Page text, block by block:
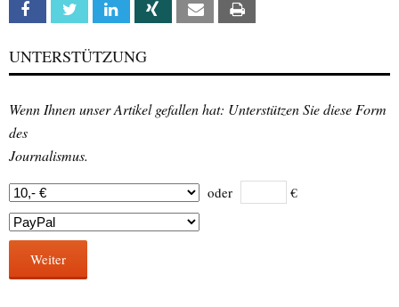
Facebook Twitter Linkedin Xing Email
UNTERSTÜTZUNG
Wenn Ihnen unser Artikel gefallen hat: Unterstützen Sie diese Form
des
Journalismus.
oder €
Weiter